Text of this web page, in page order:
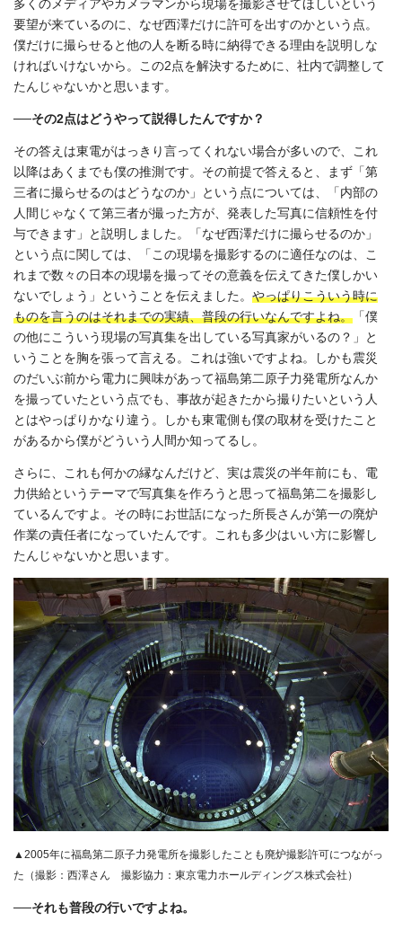
多くのメディアやカメラマンから現場を撮影させてほしいという
要望が来ているのに、なぜ西澤だけに許可を出すのかという点。
僕だけに撮らせると他の人を断る時に納得できる理由を説明しな
ければいけないから。この2点を解決するために、社内で調整して
たんじゃないかと思います。
──その2点はどうやって説得したんですか？
その答えは東電がはっきり言ってくれない場合が多いので、これ
以降はあくまでも僕の推測です。その前提で答えると、まず「第
三者に撮らせるのはどうなのか」という点については、「内部の
人間じゃなくて第三者が撮った方が、発表した写真に信頼性を付
与できます」と説明しました。「なぜ西澤だけに撮らせるのか」
という点に関しては、「この現場を撮影するのに適任なのは、こ
れまで数々の日本の現場を撮ってその意義を伝えてきた僕しかい
ないでしょう」ということを伝えました。 やっぱりこういう時に
ものを言うのはそれまでの実績、普段の行いなんですよね。 「僕
の他にこういう現場の写真集を出している写真家がいるの？」と
いうことを胸を張って言える。これは強いですよね。しかも震災
のだいぶ前から電力に興味があって福島第二原子力発電所なんか
を撮っていたという点でも、事故が起きたから撮りたいという人
とはやっぱりかなり違う。しかも東電側も僕の取材を受けたこと
があるから僕がどういう人間か知ってるし。
さらに、これも何かの縁なんだけど、実は震災の半年前にも、電
力供給というテーマで写真集を作ろうと思って福島第二を撮影し
ているんですよ。その時にお世話になった所長さんが第一の廃炉
作業の責任者になっていたんです。これも多少はいい方に影響し
たんじゃないかと思います。
▲2005年に福島第二原子力発電所を撮影したことも廃炉撮影許可につながっ
た（撮影：西澤さん 撮影協力：東京電力ホールディングス株式会社）
──それも普段の行いですよね。